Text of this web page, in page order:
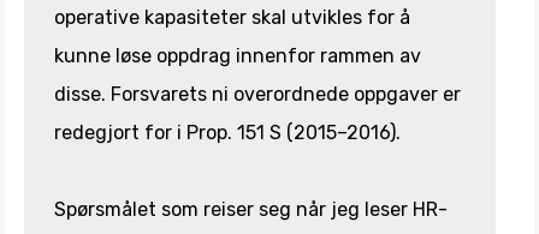
operative kapasiteter skal utvikles for å
kunne løse oppdrag innenfor rammen av
disse. Forsvarets ni overordnede oppgaver er
redegjort for i Prop. 151 S (2015–2016).
Spørsmålet som reiser seg når jeg leser HR-